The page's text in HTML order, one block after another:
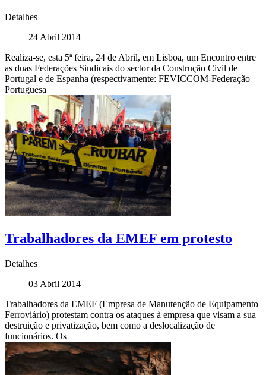
Detalhes
24 Abril 2014
Realiza-se, esta 5ª feira, 24 de Abril, em Lisboa, um Encontro entre
as duas Federações Sindicais do sector da Construção Civil de
Portugal e de Espanha (respectivamente: FEVICCOM-Federação
Portuguesa
Trabalhadores da EMEF em protesto
Detalhes
03 Abril 2014
Trabalhadores da EMEF (Empresa de Manutenção de Equipamento
Ferroviário) protestam contra os ataques à empresa que visam a sua
destruição e privatização, bem como a deslocalização de
funcionários. Os